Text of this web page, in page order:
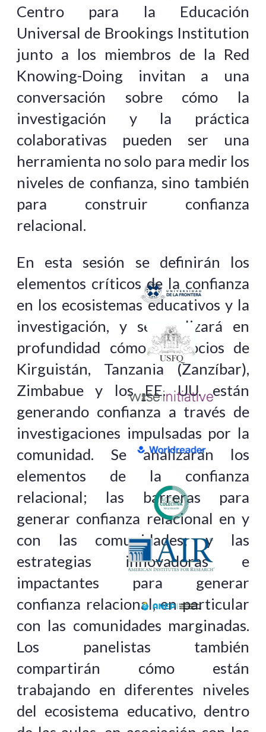
Centro para la Educación
Universal de Brookings Institution
junto a los miembros de la Red
Knowing-Doing invitan a una
conversación sobre cómo la
investigación y la práctica
colaborativas pueden ser una
herramienta no solo para medir los
niveles de confianza, sino también
para construir confianza
relacional.
En esta sesión se definirán los
elementos críticos de la confianza
en los ecosistemas educativos y la
investigación, y se analizará en
profundidad cómo los socios de
Kirguistán, Tanzania (Zanzíbar),
Zimbabue y los EE. UU. están
generando confianza a través de
investigaciones impulsadas por la
comunidad. Se analizarán los
elementos de la confianza
relacional; las barreras para
generar confianza relacional en y
con las comunidades; y las
estrategias innovadoras e
impactantes para generar
confianza relacional, en particular
con las comunidades marginadas.
Los panelistas también
compartirán cómo están
trabajando en diferentes niveles
del ecosistema educativo, dentro